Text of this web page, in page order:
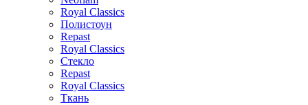
Royal Classics
Полистоун
Repast
Royal Classics
Стекло
Repast
Royal Classics
Ткань